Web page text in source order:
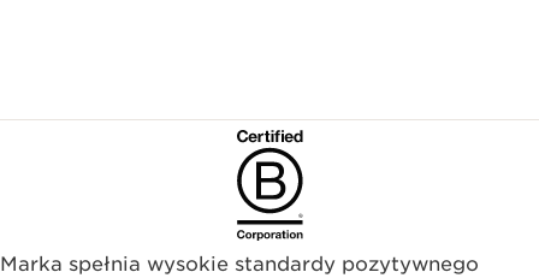
Marka spełnia wysokie standardy pozytywnego